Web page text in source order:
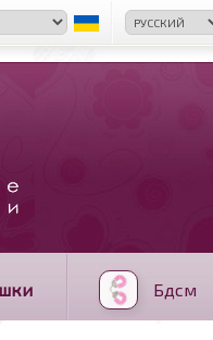
Бдсм